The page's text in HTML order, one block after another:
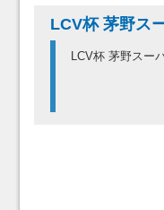
LCV杯 茅野ス
LCV杯 茅野スー